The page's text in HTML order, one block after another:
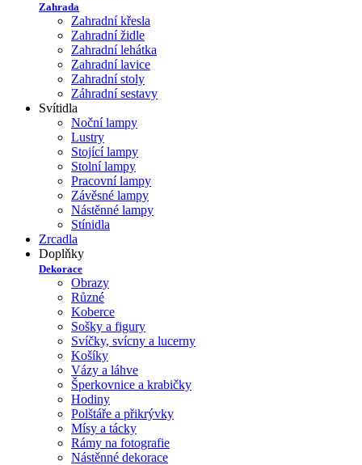
Zahrada
Zahradní křesla
Zahradní židle
Zahradní lehátka
Zahradní lavice
Zahradní stoly
Záhradní sestavy
Svítidla
Noční lampy
Lustry
Stojící lampy
Stolní lampy
Pracovní lampy
Závěsné lampy
Nástěnné lampy
Stínidla
Zrcadla
Doplňky
Dekorace
Obrazy
Různé
Koberce
Sošky a figury
Svíčky, svícny a lucerny
Košíky
Vázy a láhve
Šperkovnice a krabičky
Hodiny
Polštáře a přikrývky
Mísy a tácky
Rámy na fotografie
Nástěnné dekorace